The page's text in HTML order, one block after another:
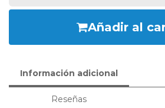
Añadir al
Información adicional
Reseñas